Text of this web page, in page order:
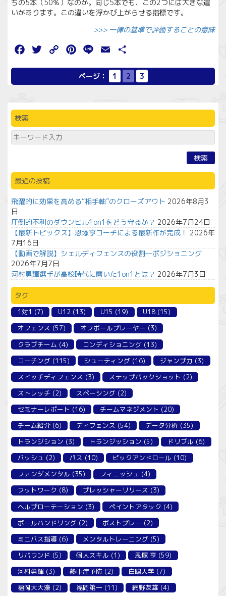
ちの5本（50％）なのか。同じ5本でも、この2つには大きな違
いがあります。この違いを浮かび上がらせる指標です。
>>> 一律の基準で評価することの意味
FacebookTwitter
Copy
Pinterest
Line Email
ページ： 1 2 3
検索
検索
最近の投稿
飛躍的に効果を高める“相手軸”のクローズアウト 2026年8月3
日
圧倒的不利のダウンヒル1on1をどう守るか？ 2026年7月24日
【最新トピックス】恩塚亨コーチによる最新作が完成！ 2026年
7月16日
【動画で解説】シェルディフェンスの役割―ポジショニング
2026年7月7日
河村勇輝選手が高校時代に磨いた1on1とは？ 2026年7月3日
タグ
1対1 (7) U12 (13) U15 (19) U18 (15)
オフェンス (57) オフボールプレーヤー (3)
クラブチーム (4) コンディショニング (13)
コーチング (115) シューティング (16) ジャンプ力 (3)
スイッチディフェンス (3) ステップバックショット (2)
ストレッチ (2) スペーシング (2)
セミナーレポート (16) チームマネジメント (20)
チーム紹介(6) ディフェンス (54) データ分析 (35)
トランジション (3) トランジッション (5) ドリブル (6)
バッシュ (2) パス (10) ピックアンドロール (10)
ファンダメンタル (35) フィニッシュ (4)
フットワーク (8) プレッシャーリリース (3)
ヘルプローテーション (3) ペイントアタック (4)
ボールハンドリング (2) ポストプレー (2)
ミニバス指導 (6) メンタルトレーニング (5)
リバウンド (5) 個人スキル (1) 恩塚 亨 (59)
河村勇輝(3) 熱中症予防(2) 白鴎大学 (7)
福岡大大濠 (2) 福岡第一 (11) 網野友雄(4)